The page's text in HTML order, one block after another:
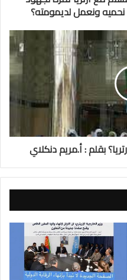
ونعمل لديمومته؟
بقلم : أ.مريم دنكلاي